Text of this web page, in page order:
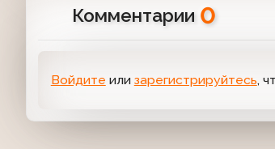
Комментарии 0
Войдите или зарегистрируйтесь,